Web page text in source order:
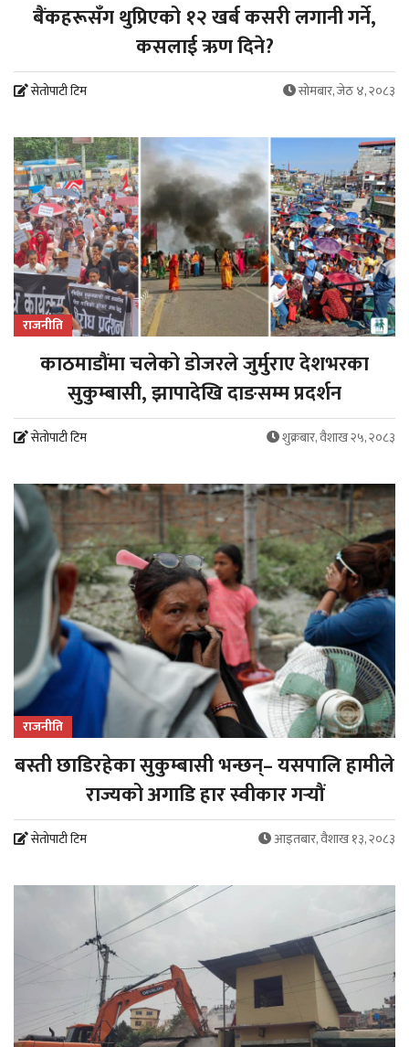
बैंकहरूसँग थुप्रिएको १२ खर्ब कसरी लगानी गर्ने,
कसलाई ऋण दिने?
सेतोपाटी टिम सोमबार, जेठ ४, २०८३
राजनीति
काठमाडौंमा चलेको डोजरले जुर्मुराए देशभरका
सुकुम्बासी, झापादेखि दाङसम्म प्रदर्शन
सेतोपाटी टिम शुक्रबार, वैशाख २५, २०८३
राजनीति
बस्ती छाडिरहेका सुकुम्बासी भन्छन्– यसपालि हामीले
राज्यको अगाडि हार स्वीकार गर्‍यौं
सेतोपाटी टिम आइतबार, वैशाख १३, २०८३